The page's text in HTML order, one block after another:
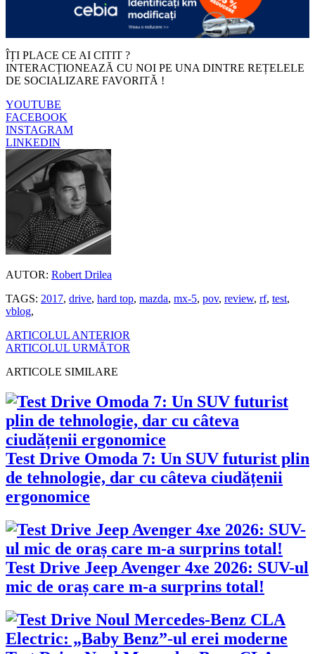
ÎȚI PLACE CE AI CITIT ?
INTERACȚIONEAZĂ CU NOI PE UNA DINTRE REȚELELE
DE SOCIALIZARE FAVORITĂ !
YOUTUBE
FACEBOOK
INSTAGRAM
LINKEDIN
AUTOR: Robert Drilea
TAGS: 2017, drive, hard top, mazda, mx-5, pov, review, rf, test,
vblog,
ARTICOLUL ANTERIOR
ARTICOLUL URMĂTOR
ARTICOLE SIMILARE
Test Drive Omoda 7: Un SUV futurist plin
de tehnologie, dar cu câteva ciudățenii
ergonomice
Test Drive Jeep Avenger 4xe 2026: SUV-ul
mic de oraș care m-a surprins total!